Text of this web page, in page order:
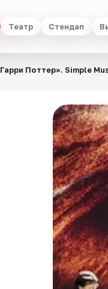
Театр Стендап
Поттер». Simple